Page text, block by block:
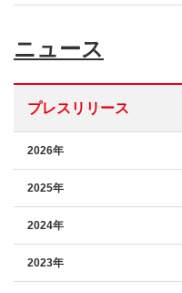
ニュース
プレスリリース
2026年
2025年
2024年
2023年